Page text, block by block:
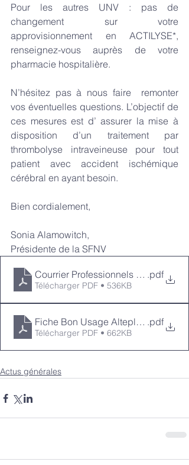
Pour les autres UNV : pas de
changement sur votre
approvisionnement en ACTILYSE*,
renseignez-vous auprès de votre
pharmacie hospitalière.
N’hésitez pas à nous faire  remonter
vos éventuelles questions. L’objectif de
ces mesures est d’ assurer la mise à
disposition d’un traitement par
thrombolyse intraveineuse pour tout
patient avec accident ischémique
cérébral en ayant besoin.
Bien cordialement,
Sonia Alamowitch,
Présidente de la SFNV
Courrier Professionnels de Santé
.pdf
Télécharger PDF • 536KB
Fiche Bon Usage Alteplase 50mg v3
.pdf
Télécharger PDF • 662KB
Actus générales